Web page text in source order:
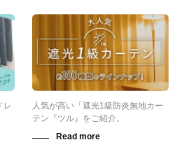
レ
人気が高い「遮光1級防炎無地カー
テン『ツル』をご紹介。